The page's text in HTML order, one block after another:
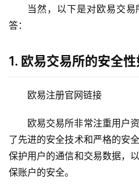
当然，以下是对欧易交易
答：
1. 欧易交易所的安全性
欧易注册官网链接
欧易交易所非常注重用户
了先进的安全技术和严格的安
保护用户的通信和交易数据，
保账户的安全。